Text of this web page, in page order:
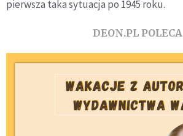
pierwsza taka sytuacja po 1945 roku.
DEON.PL POLECA